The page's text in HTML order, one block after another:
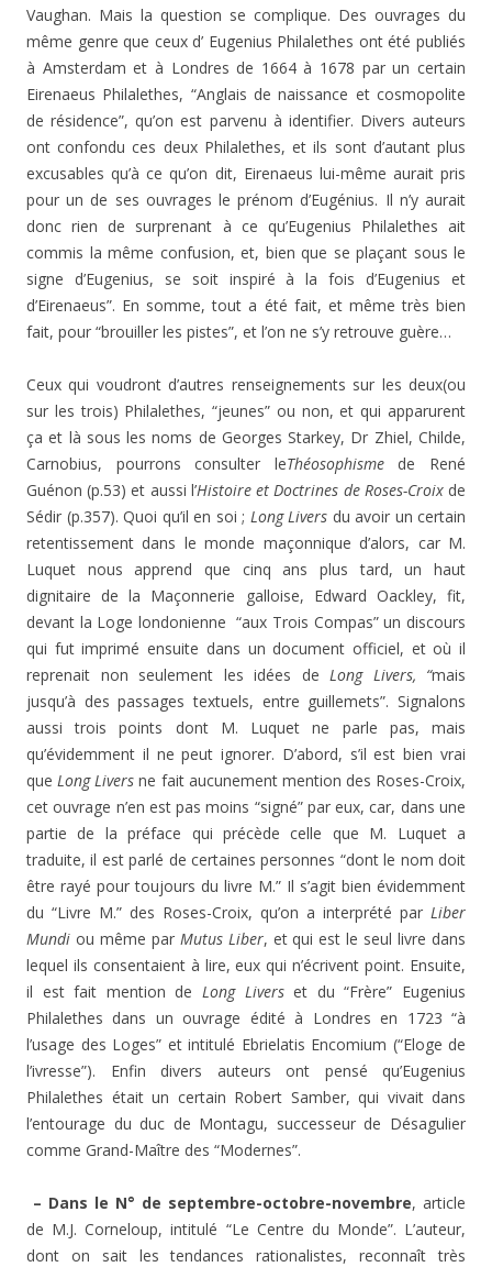
Vaughan. Mais la question se complique. Des ouvrages du
même genre que ceux d’ Eugenius Philalethes ont été publiés
à Amsterdam et à Londres de 1664 à 1678 par un certain
Eirenaeus Philalethes, “Anglais de naissance et cosmopolite
de résidence”, qu’on est parvenu à identifier. Divers auteurs
ont confondu ces deux Philalethes, et ils sont d’autant plus
excusables qu’à ce qu’on dit, Eirenaeus lui-même aurait pris
pour un de ses ouvrages le prénom d’Eugénius. Il n’y aurait
donc rien de surprenant à ce qu’Eugenius Philalethes ait
commis la même confusion, et, bien que se plaçant sous le
signe d’Eugenius, se soit inspiré à la fois d’Eugenius et
d’Eirenaeus”. En somme, tout a été fait, et même très bien
fait, pour “brouiller les pistes”, et l’on ne s’y retrouve guère…
Ceux qui voudront d’autres renseignements sur les deux(ou
sur les trois) Philalethes, “jeunes” ou non, et qui apparurent
ça et là sous les noms de Georges Starkey, Dr Zhiel, Childe,
Carnobius, pourrons consulter leThéosophismede René
Guénon (p.53) et aussi l’Histoire et Doctrines de Roses-Croixde
Sédir (p.357). Quoi qu’il en soi ; Long Livers du avoir un certain
retentissement dans le monde maçonnique d’alors, car M.
Luquet nous apprend que cinq ans plus tard, un haut
dignitaire de la Maçonnerie galloise, Edward Oackley, fit,
devant la Loge londonienne “aux Trois Compas” un discours
qui fut imprimé ensuite dans un document officiel, et où il
reprenait non seulement les idées de Long Livers, “mais
jusqu’à des passages textuels, entre guillemets”. Signalons
aussi trois points dont M. Luquet ne parle pas, mais
qu’évidemment il ne peut ignorer. D’abord, s’il est bien vrai
queLong Livers ne fait aucunement mention des Roses-Croix,
cet ouvrage n’en est pas moins “signé” par eux, car, dans une
partie de la préface qui précède celle que M. Luquet a
traduite, il est parlé de certaines personnes “dont le nom doit
être rayé pour toujours du livre M.” Il s’agit bien évidemment
du “Livre M.” des Roses-Croix, qu’on a interprété par Liber
Mundi ou même par Mutus Liber, et qui est le seul livre dans
lequel ils consentaient à lire, eux qui n’écrivent point. Ensuite,
il est fait mention de Long Liverset du “Frère” Eugenius
Philalethes dans un ouvrage édité à Londres en 1723 “à
l’usage des Loges” et intitulé Ebrielatis Encomium (“Eloge de
l’ivresse”). Enfin divers auteurs ont pensé qu’Eugenius
Philalethes était un certain Robert Samber, qui vivait dans
l’entourage du duc de Montagu, successeur de Désagulier
comme Grand-Maître des “Modernes”.
– Dans le N° de septembre-octobre-novembre, article
de M.J. Corneloup, intitulé “Le Centre du Monde”. L’auteur,
dont on sait les tendances rationalistes, reconnaît très